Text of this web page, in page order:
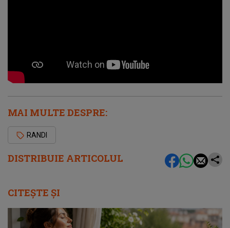
DISTRIBUIE ARTICOLUL
MAI MULTE DESPRE:
RANDI
CITEȘTE ȘI